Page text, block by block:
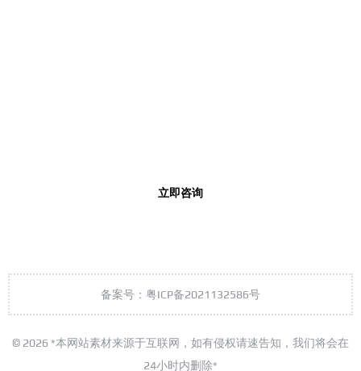
立即咨询
备案号：粤ICP备2021132586号
© 2026 *本网站素材来源于互联网，如有侵权请速告知，我们将会在
24小时内删除*